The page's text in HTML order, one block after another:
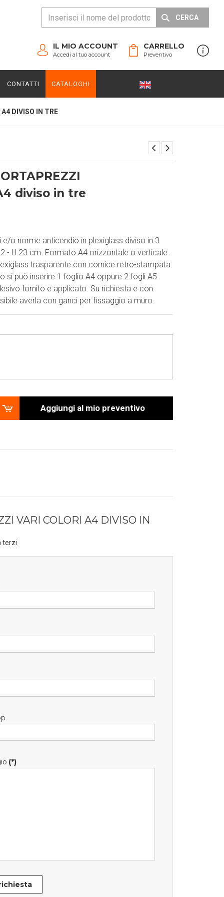
CERCA
CARRELLO
Preventivo
IL MIO ACCOUNT
Accedi al tuo account
CONTATTI CATALOGHI
DIVISO IN TRE
diviso in tre
o norme anticendio in plexiglass diviso in 3
- H 23 cm. Formato A4 orizzontale o verticale.
trasparente con cornice retro-stampata.
si può inserire 1 foglio A4 oppure 2 fogli A5.
fornito e applicato. Su richiesta e con
averla con ganci per fissaggio a muro.
Aggiungi al mio preventivo
VARI COLORI A4 DIVISO IN
terzi
(*)